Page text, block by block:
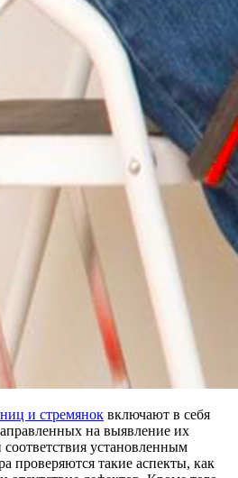
и стремянок включают в себя
на выявление их
соответствия установленным
проверяются такие аспекты, как